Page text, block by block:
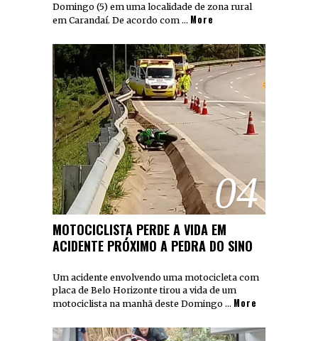
Domingo (5) em uma localidade de zona rural
em Carandaí. De acordo com … More
04
MOTOCICLISTA PERDE A VIDA EM
ACIDENTE PRÓXIMO A PEDRA DO SINO
Um acidente envolvendo uma motocicleta com
placa de Belo Horizonte tirou a vida de um
motociclista na manhã deste Domingo … More